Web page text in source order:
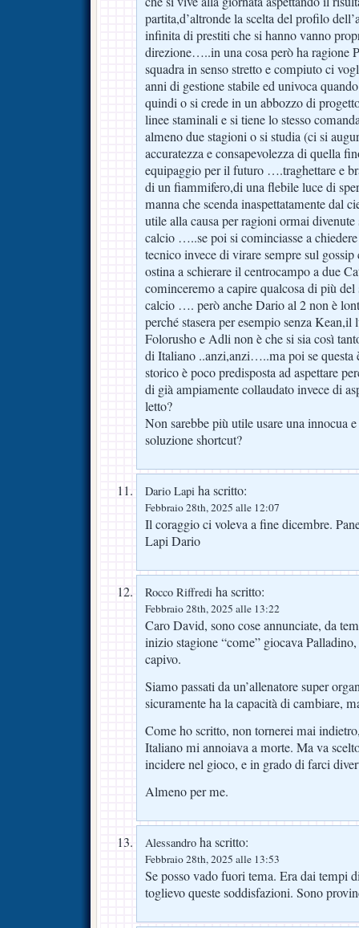
partita,d’altronde la scelta del profilo
infinita di prestiti che si hanno vanno
direzione…..in una cosa però ha ragione
squadra in senso stretto e compiuto ci
anni di gestione stabile ed univoca
quindi o si crede in un abbozzo di
linee staminali e si tiene lo stesso
almeno due stagioni o si studia (ci si
accuratezza e consapevolezza di quella
equipaggio per il futuro ….traghettare e
di un fiammifero,di una flebile luce di
manna che scenda inaspettatamente dal
utile alla causa per ragioni ormai
calcio …..se poi si cominciasse a
tecnico invece di virare sempre sul
ostina a schierare il centrocampo a due
cominceremo a capire qualcosa di più
calcio …. però anche Dario al 2 non è
perché stasera per esempio senza Kean,il
Folorusho e Adli non è che si sia così
di Italiano ..anzi,anzi…..ma poi se questa
storico è poco predisposta ad aspettare
di già ampiamente collaudato invece di
letto?
Non sarebbe più utile usare una innocua
soluzione shortcut?
Dario Lapi ha scritto:
Febbraio 28th, 2025 alle 12:07
Il coraggio ci voleva a fine dicembre.
Lapi Dario
Rocco Riffredi ha scritto:
Febbraio 28th, 2025 alle 13:22
Caro David, sono cose annunciate, da
inizio stagione “come” giocava
capivo.
Siamo passati da un’allenatore super
sicuramente ha la capacità di cambiare,
Come ho scritto, non tornerei mai
Italiano mi annoiava a morte. Ma va
incidere nel gioco, e in grado di farci
Almeno per me.
Alessandro ha scritto:
Febbraio 28th, 2025 alle 13:53
Se posso vado fuori tema. Era dai tempi
toglievo queste soddisfazioni. Sono